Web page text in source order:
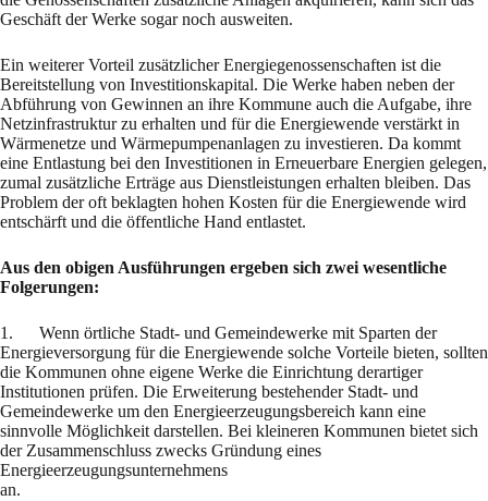
Geschäft der Werke sogar noch ausweiten.
Ein weiterer Vorteil zusätzlicher Energiegenossenschaften ist die
Bereitstellung von Investitionskapital. Die Werke haben neben der
Abführung von Gewinnen an ihre Kommune auch die Aufgabe, ihre
Netzinfrastruktur zu erhalten und für die Energiewende verstärkt in
Wärmenetze und Wärmepumpenanlagen zu investieren. Da kommt
eine Entlastung bei den Investitionen in Erneuerbare Energien gelegen,
zumal zusätzliche Erträge aus Dienstleistungen erhalten bleiben. Das
Problem der oft beklagten hohen Kosten für die Energiewende wird
entschärft und die öffentliche Hand entlastet.
Aus den obigen Ausführungen ergeben sich zwei wesentliche
Folgerungen:
1. Wenn örtliche Stadt- und Gemeindewerke mit Sparten der
Energieversorgung für die Energiewende solche Vorteile bieten, sollten
die Kommunen ohne eigene Werke die Einrichtung derartiger
Institutionen prüfen. Die Erweiterung bestehender Stadt- und
Gemeindewerke um den Energieerzeugungsbereich kann eine
sinnvolle Möglichkeit darstellen. Bei kleineren Kommunen bietet sich
der Zusammenschluss zwecks Gründung eines
Energieerzeugungsunternehmens
an.